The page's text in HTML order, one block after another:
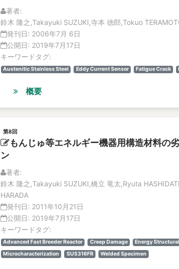
著者:
鈴木 隆之,Takayuki SUZUKI,寺本 徳郎,Tokuo
発刊日: 2006年7月 6日
公開日: 2019年7月17日
キーワードタグ:
Austenitic Stainless Steel Eddy Current Sensor Fatigue Crack
概要
第8回
もんじゅ等エネルギー機器用構造材料の
ン
著者:
鈴木 隆之,Takayuki SUZUKI,橋立 竜太,Ryuta
HARADA
発刊日: 2011年10月21日
公開日: 2019年7月17日
キーワードタグ:
Advanced Fast Breeder Reactor Creep Damage Energy
Microcharacterization
SUS316FR Welded Specimen